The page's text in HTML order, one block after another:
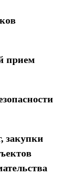
прием
закупки